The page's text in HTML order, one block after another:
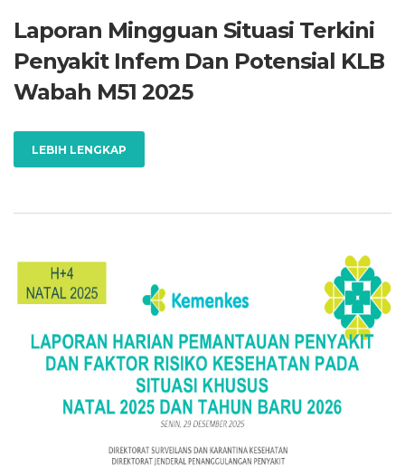
Laporan Mingguan Situasi Terkini
Penyakit Infem Dan Potensial KLB
Wabah M51 2025
LEBIH LENGKAP